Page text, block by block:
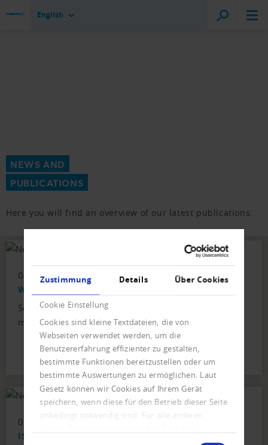
Zustimmung Details Über Cookies
Cookie Einstellung
Cookies sind kleine Textdateien, die von
Webseiten verwendet werden, um die
Benutzererfahrung effizienter zu gestalten,
bestimmte Funktionen bereitzustellen oder um
bestimmte Auswertungen zu ermöglichen. Laut
Gesetz können wir Cookies auf Ihrem Gerät
speichern, wenn diese für den Betrieb dieser Seite
unbedingt notwendig sind. Für alle anderen
English
NEWS AND
PUBLICATIONS
Here you will find an overview of our latest publications.
04. April 2025
Welcome to the Magazine Creditreform!
Search through the comprehensive risk management
magazine
02. September 2022
ISO 27001